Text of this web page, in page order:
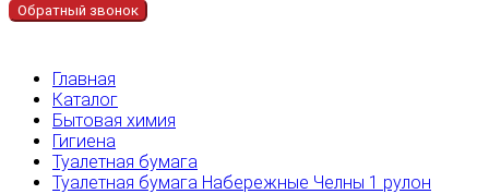
Обратный звонок
Главная
Каталог
Бытовая химия
Гигиена
Туалетная бумага
Туалетная бумага Набережные Челны 1 рулон